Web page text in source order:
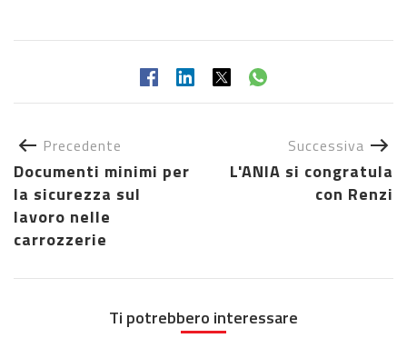
Precedente
Documenti minimi per
la sicurezza sul
lavoro nelle
carrozzerie
Successiva
L'ANIA si congratula
con Renzi
Ti potrebbero interessare